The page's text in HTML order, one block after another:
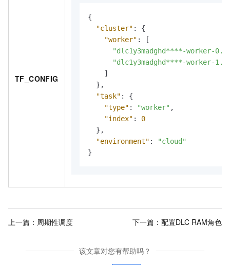
TF_CONFIG
{
"cluster" :
{
"worker" :
[
"dlc1y3madghd****-worker-
"dlc1y3madghd****-worker-
]
} ,
"task" :
{
"type" : "worker" ,
"index" :
0
} ,
"environment" :
"cloud"
}
上一篇： 周期性调度 下一篇： 配置DLC RAM角色
该文章对您有帮助吗？